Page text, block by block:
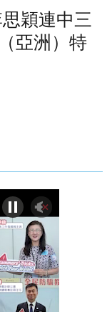
穎連中三
亞洲）特